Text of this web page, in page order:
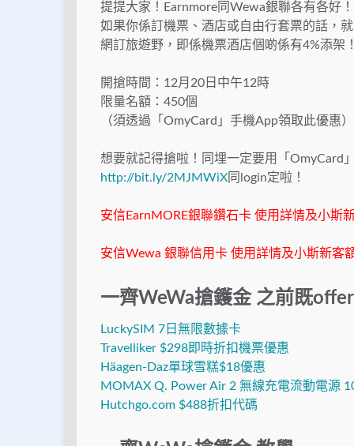
提提大家！Earnmore同Wewa銀聯各有各好
如果你係訂機票、酒店或自由行套票的話，
網訂旅遊野，即係機票酒店個啲係有4%添架
開搶時間：12月20日中午12時
限量名額：450個
（須透過「OmyCard」手機App領取此優惠）
想要就記得搶啦！同埋一定要用「OmyCard
http://bit.ly/2MJMWiX 同login定啦！
安信EarnMORE銀聯鑽石卡 使用詳情及小斯
安信Wewa 銀聯信用卡 使用詳情及小斯新客
一齊WeWa搶鑊金 之前既offer
LuckySIM 7日無限數據卡
Travelliker $298即時折扣機票優惠
Häagen-Daz單球雪糕$18優惠
MOMAX Q. Power Air 2 無線充電流動電源
Hutchgo.com $488折扣代碼